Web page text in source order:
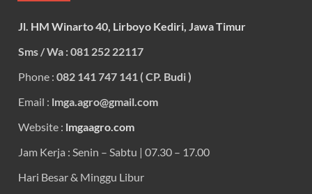
Jl. HM Winarto 40, Lirboyo Kediri, Jawa Timur
Sms / Wa : 081 252 22117
Phone : 082 141 747 141 ( CP. Budi )
Email : lmga.agro@gmail.com
Website : lmgaagro.com
Jam Kerja : Senin – Sabtu | 07.30 – 17.00
Hari Besar & Minggu Libur